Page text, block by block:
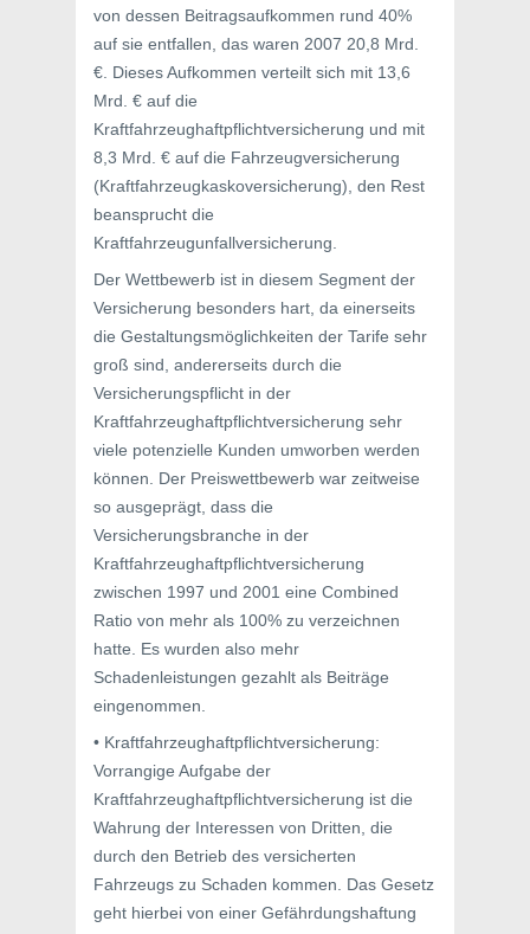
von dessen Beitragsaufkommen rund 40%
auf sie entfallen, das waren 2007 20,8 Mrd.
€. Dieses Aufkommen verteilt sich mit 13,6
Mrd. € auf die
Kraftfahrzeughaftpflichtversicherung und mit
8,3 Mrd. € auf die Fahrzeugversicherung
(Kraftfahrzeugkaskoversicherung), den Rest
beansprucht die
Kraftfahrzeugunfallversicherung.
Der Wettbewerb ist in diesem Segment der
Versicherung besonders hart, da einerseits
die Gestaltungsmöglichkeiten der Tarife sehr
groß sind, andererseits durch die
Versicherungspflicht in der
Kraftfahrzeughaftpflichtversicherung sehr
viele potenzielle Kunden umworben werden
können. Der Preiswettbewerb war zeitweise
so ausgeprägt, dass die
Versicherungsbranche in der
Kraftfahrzeughaftpflichtversicherung
zwischen 1997 und 2001 eine Combined
Ratio von mehr als 100% zu verzeichnen
hatte. Es wurden also mehr
Schadenleistungen gezahlt als Beiträge
eingenommen.
• Kraftfahrzeughaftpflichtversicherung:
Vorrangige Aufgabe der
Kraftfahrzeughaftpflichtversicherung ist die
Wahrung der Interessen von Dritten, die
durch den Betrieb des versicherten
Fahrzeugs zu Schaden kommen. Das Gesetz
geht hierbei von einer Gefährdungshaftung